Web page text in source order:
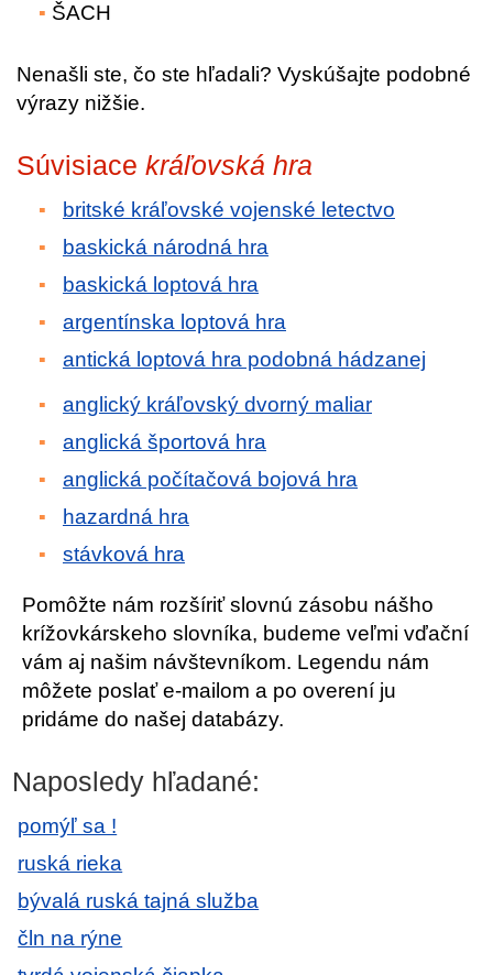
ŠACH
Nenašli ste, čo ste hľadali? Vyskúšajte podobné
výrazy nižšie.
Súvisiace kráľovská hra
britské kráľovské vojenské letectvo
baskická národná hra
baskická loptová hra
argentínska loptová hra
antická loptová hra podobná hádzanej
anglický kráľovský dvorný maliar
anglická športová hra
anglická počítačová bojová hra
hazardná hra
stávková hra
Pomôžte nám rozšíriť slovnú zásobu nášho
krížovkárskeho slovníka, budeme veľmi vďační
vám aj našim návštevníkom. Legendu nám
môžete poslať e-mailom a po overení ju
pridáme do našej databázy.
Naposledy hľadané:
pomýľ sa !
ruská rieka
bývalá ruská tajná služba
čln na rýne